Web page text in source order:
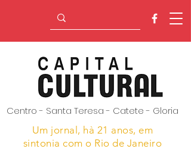
Centro - Santa Teresa - Catete - Gloria
Um jornal, hà 21 anos, em
sintonia com o Rio de Janeiro